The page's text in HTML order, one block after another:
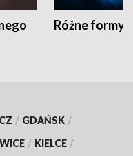
Różne formy
/ GDAŃSK /
/ KIELCE /